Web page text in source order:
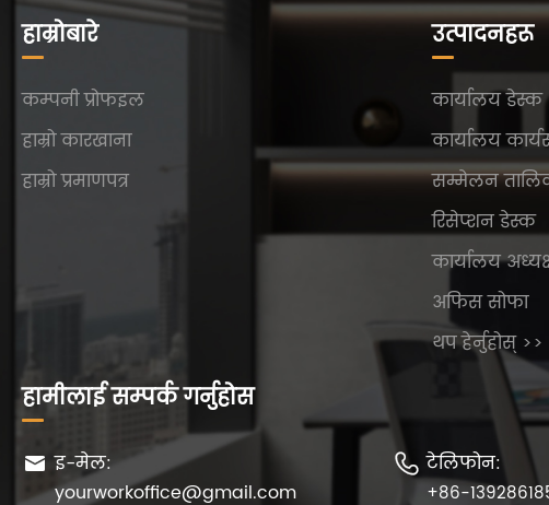
हाम्रोबारे
कम्पनी प्रोफइल
हाम्रो कारखाना
हाम्रो प्रमाणपत्र
उत्पादनहरू
कार्यालय डेस्क
कार्यालय
सम्मेलन
रिसेप्शन डेस्क
कार्यालय
अफिस सोफा
थप हेर्नुहोस् >>
हामीलाई सम्पर्क गर्नुहोस
 इ-मेल:
yourworkoffice@gmail.com
 टेलिफोन:
+86-